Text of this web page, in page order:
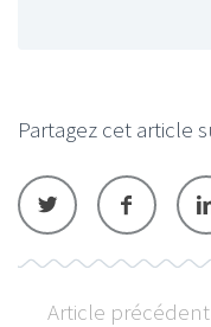
Partagez cet article
Article précédent